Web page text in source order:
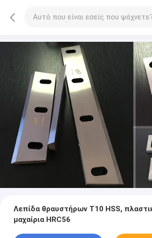
Λεπίδα θραυστήρων T10 HSS,
μαχαίρια HRC56